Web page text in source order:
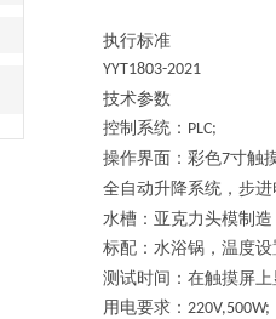
执行标准
YYT1803-2021
技术参数
控制系统： PLC;
操作界面：彩色7寸触
全自动升降系统，步进
水槽：亚克力头模制
标配：水浴锅，温度
测试时间：在触摸屏
用电要求： 220V,500W;